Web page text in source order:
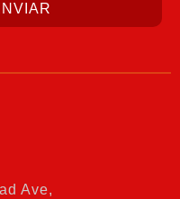
Ave,